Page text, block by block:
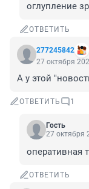
оглупление
ОТВЕТИТЬ
277245842
27 октября
А у этой
ОТВЕТИТЬ 1
Гость
27 октября
оперативная
ОТВЕТИТЬ